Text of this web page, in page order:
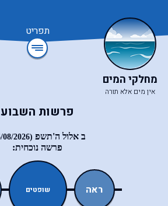
תפריט
מחלקי המים
אין מים אלא תורה
פרשות השבוע
ב אלול ה'תשפ (15/08/2026)
פרשה נוכחית:
שופטים ראה